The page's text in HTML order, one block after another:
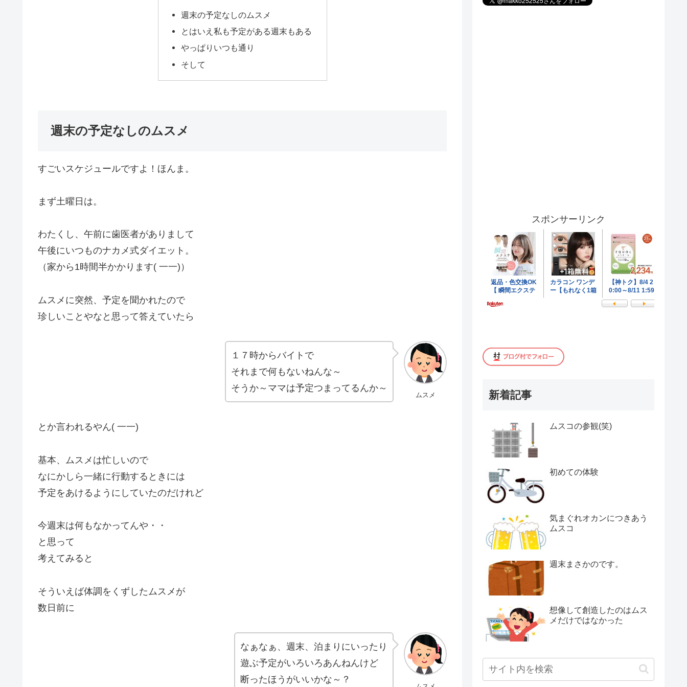
週末の予定なしのムスメ
とはいえ私も予定がある週末もある
やっぱりいつも通り
そして
週末の予定なしのムスメ
すごいスケジュールですよ！ほんま。
まず土曜日は。
わたくし、午前に歯医者がありまして
午後にいつものナカメ式ダイエット。
（家から1時間半かかります( 一一)）
ムスメに突然、予定を聞かれたので
珍しいことやなと思って答えていたら
ムスメ
１７時からバイトで
それまで何もないねんな～
そうか～ママは予定つまってるんか～
とか言われるやん( 一一)
基本、ムスメは忙しいので
なにかしら一緒に行動するときには
予定をあけるようにしていたのだけれど
今週末は何もなかってんや・・
と思って
考えてみると
そういえば体調をくずしたムスメが
数日前に
なぁなぁ、週末、泊まりにいったり
遊ぶ予定がいろいろあんねんけど
断ったほうがいいかな～？
スポンサーリンク
新着記事
ムスコの参観(笑)
初めての体験
気まぐれオカンにつきあう
ムスコ
週末まさかのです。
想像して創造したのはムス
メだけではなかった